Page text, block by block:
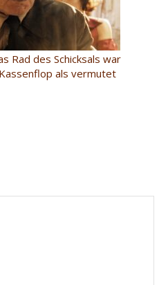
Rad des Schicksals war
als vermutet